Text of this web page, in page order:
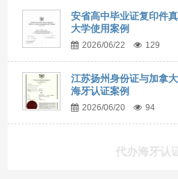
安省高中毕业证复印件
大学使用案例
2026/06/22 129
江苏扬州身份证与加拿
海牙认证案例
2026/06/20 94
代办海牙认